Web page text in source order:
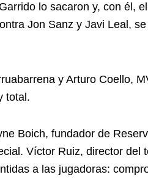
lo sacaron y, con él,
Jon Sanz y Javi Leal,
y Arturo Coello,
total.
Boich, fundador de
Víctor Ruiz, director
a las jugadoras: